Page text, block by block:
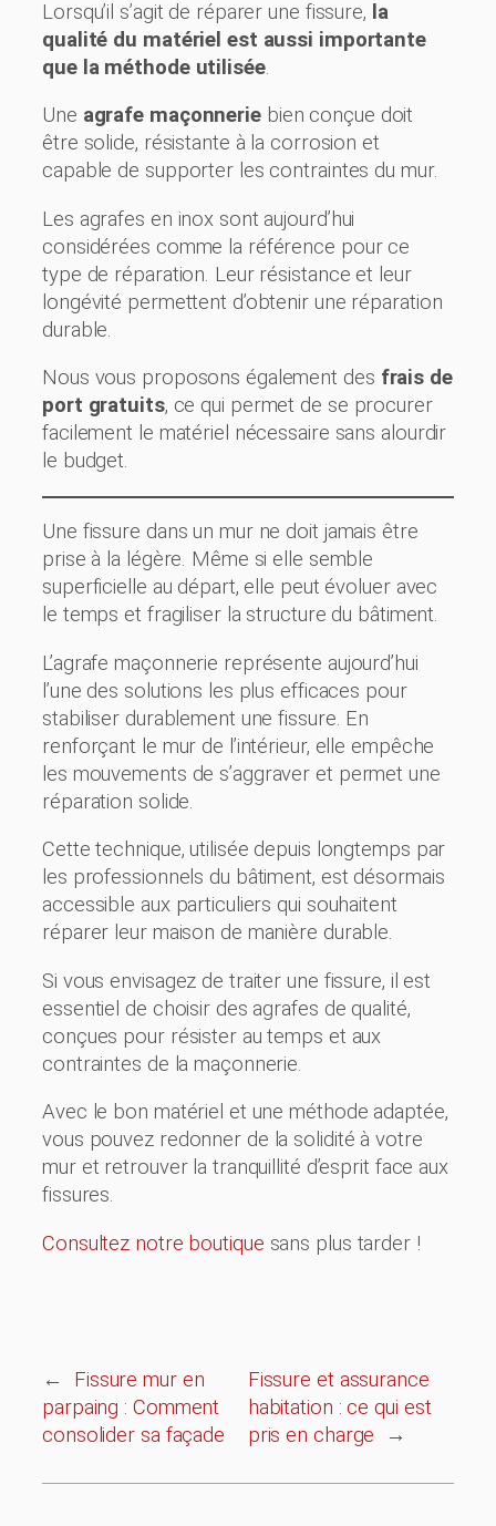
Lorsqu’il s’agit de réparer une fissure, la
qualité du matériel est aussi importante
que la méthode utilisée.
Une agrafe maçonneriebien conçue doit
être solide, résistante à la corrosion et
capable de supporter les contraintes du mur.
Les agrafes en inox sont aujourd’hui
considérées comme la référence pour ce
type de réparation. Leur résistance et leur
longévité permettent d’obtenir une réparation
durable.
Nous vous proposons également des frais de
port gratuits, ce qui permet de se procurer
facilement le matériel nécessaire sans alourdir
le budget.
Une fissure dans un mur ne doit jamais être
prise à la légère. Même si elle semble
superficielle au départ, elle peut évoluer avec
le temps et fragiliser la structure du bâtiment.
L’agrafe maçonnerie représente aujourd’hui
l’une des solutions les plus efficaces pour
stabiliser durablement une fissure. En
renforçant le mur de l’intérieur, elle empêche
les mouvements de s’aggraver et permet une
réparation solide.
Cette technique, utilisée depuis longtemps par
les professionnels du bâtiment, est désormais
accessible aux particuliers qui souhaitent
réparer leur maison de manière durable.
Si vous envisagez de traiter une fissure, il est
essentiel de choisir des agrafes de qualité,
conçues pour résister au temps et aux
contraintes de la maçonnerie.
Avec le bon matériel et une méthode adaptée,
vous pouvez redonner de la solidité à votre
mur et retrouver la tranquillité d’esprit face aux
fissures.
Consultez notre boutique sans plus tarder !
←
Fissure mur en
parpaing : Comment
consolider sa façade
Fissure et assurance
habitation : ce qui est
pris en charge
→